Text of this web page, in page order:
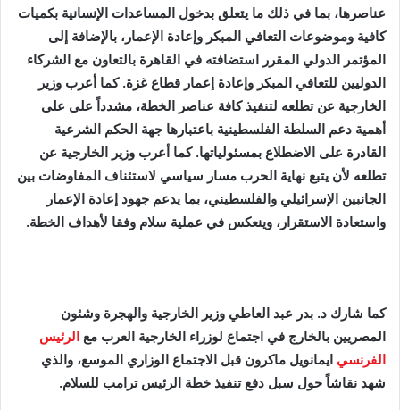
عناصرها، بما في ذلك ما يتعلق بدخول المساعدات الإنسانية بكميات
كافية وموضوعات التعافي المبكر وإعادة الإعمار، بالإضافة إلى
المؤتمر الدولي المقرر استضافته في القاهرة بالتعاون مع الشركاء
الدوليين للتعافي المبكر وإعادة إعمار قطاع غزة. كما أعرب وزير
الخارجية عن تطلعه لتنفيذ كافة عناصر الخطة، مشدداً على على
أهمية دعم السلطة الفلسطينية باعتبارها جهة الحكم الشرعية
القادرة على الاضطلاع بمسئولياتها. كما أعرب وزير الخارجية عن
تطلعه لأن يتبع نهاية الحرب مسار سياسي لاستئناف المفاوضات بين
الجانبين الإسرائيلي والفلسطيني، بما يدعم جهود إعادة الإعمار
واستعادة الاستقرار، وينعكس في عملية سلام وفقا لأهداف الخطة.
كما شارك د. بدر عبد العاطي وزير الخارجية والهجرة وشئون
المصريين بالخارج في اجتماع لوزراء الخارجية العرب مع الرئيس
الفرنسي ايمانويل ماكرون قبل الاجتماع الوزاري الموسع، والذي
شهد نقاشاً حول سبل دفع تنفيذ خطة الرئيس ترامب للسلام.